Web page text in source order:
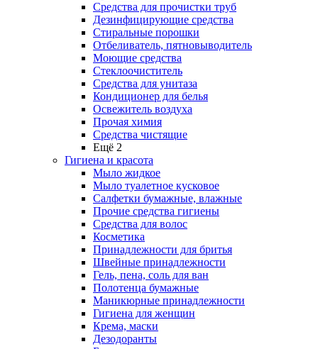
Средства для прочистки труб
Дезинфицирующие средства
Стиральные порошки
Отбеливатель, пятновыводитель
Моющие средства
Стеклоочиститель
Средства для унитаза
Кондиционер для белья
Освежитель воздуха
Прочая химия
Средства чистящие
Ещё 2
Гигиена и красота
Мыло жидкое
Мыло туалетное кусковое
Салфетки бумажные, влажные
Прочие средства гигиены
Средства для волос
Косметика
Принадлежности для бритья
Швейные принадлежности
Гель, пена, соль для ван
Полотенца бумажные
Маникюрные принадлежности
Гигиена для женщин
Крема, маски
Дезодоранты